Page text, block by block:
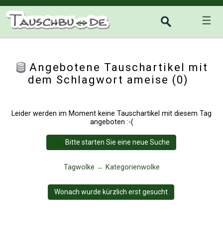
☰
Angebotene Tauschartikel mit
dem Schlagwort ameise (0)
Leider werden im Moment keine Tauschartikel mit diesem Tag
angeboten :-(
Bitte starten Sie eine neue Suche
Tagwolke ↔ Kategorienwolke
Wonach wurde kürzlich erst gesucht